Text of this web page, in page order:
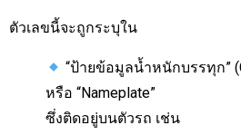
ตัวเลขนี้จะถูกระบุใน
“ป้ายข้อมูลน้ำหนักบรรทุก”
หรือ “Nameplate”
ซึ่งติดอยู่บนตัวรถ เช่น